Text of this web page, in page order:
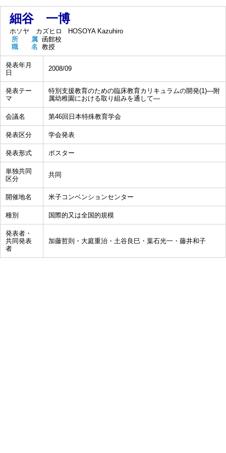
細谷 一博
ホソヤ カズヒロ
HOSOYA Kazuhiro
所 属 函館校
職 名 教授
発表年月
日
2008/09
発表テー
マ
特別支援教育のための臨床教育カリキュラムの開発(1)―附
属幼稚園における取り組みを通して―
会議名 第46回日本特殊教育学会
発表区分 学会発表
発表形式 ポスター
単独共同
区分
共同
開催地名 米子コンベンションセンター
種別 国際的又は全国的規模
発表者・
共同発表
者
加藤哲則・大庭重治・土谷良巳・葉石光一・藤井和子